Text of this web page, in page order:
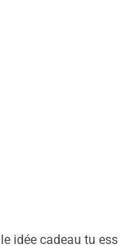
idée cadeau tu ess